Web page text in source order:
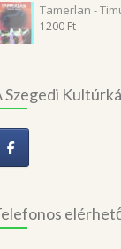
Tamerlan -
1200 Ft
Szegedi